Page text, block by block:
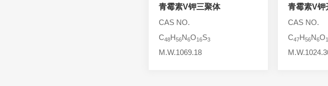
青霉素V钾三聚体
CAS NO.
C48H56N6O16S3
M.W.1069.18
青霉素V钾
CAS NO.
C47H56N6O